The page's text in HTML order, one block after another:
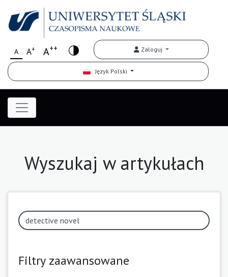
A A+ A++ Zaloguj
Język Polski
Wyszukaj w artykułach
Filtry zaawansowane